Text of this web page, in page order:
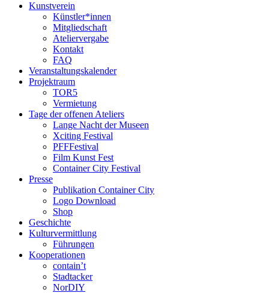
Kunstverein
Künstler*innen
Mitgliedschaft
Ateliervergabe
Kontakt
FAQ
Veranstaltungskalender
Projektraum
TOR5
Vermietung
Tage der offenen Ateliers
Lange Nacht der Museen
Xciting Festival
PFFFestival
Film Kunst Fest
Container City Festival
Presse
Publikation Container City
Logo Download
Shop
Geschichte
Kulturvermittlung
Führungen
Kooperationen
contain’t
Stadtacker
NorDIY